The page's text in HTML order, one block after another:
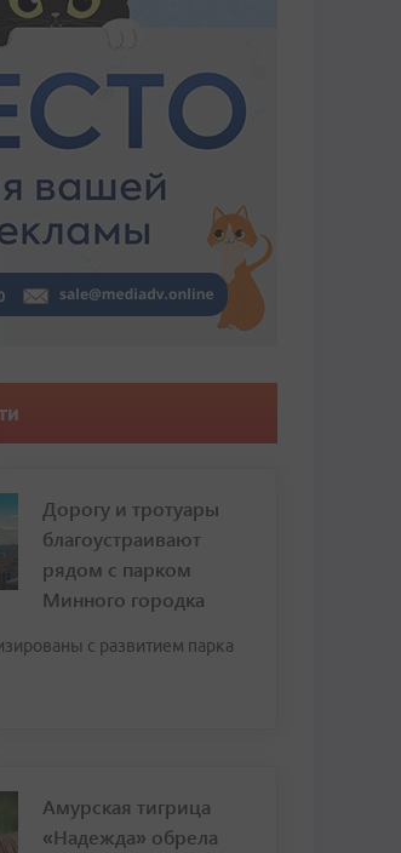
Дорогу и тротуары
благоустраивают
рядом с парком
Минного городка
с развитием парка
Амурская тигрица
«Надежда» обрела